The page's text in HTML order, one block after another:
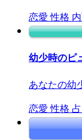
恋愛 性格
幼少時のピ
あなたの幼
恋愛 性格